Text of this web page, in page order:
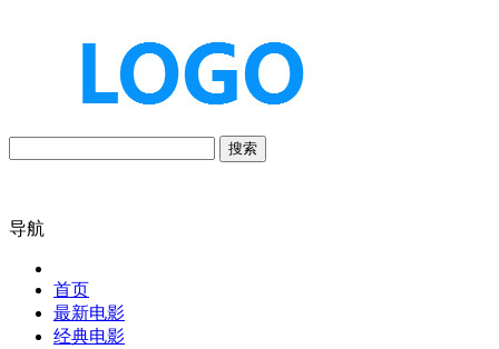
搜索
导航
首页
最新电影
经典电影